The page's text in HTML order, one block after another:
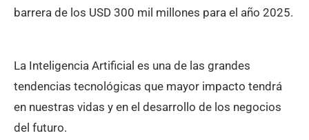
barrera de los USD 300 mil millones para el año 2025.
La Inteligencia Artificial es una de las grandes
tendencias tecnológicas que mayor impacto tendrá
en nuestras vidas y en el desarrollo de los negocios
del futuro.